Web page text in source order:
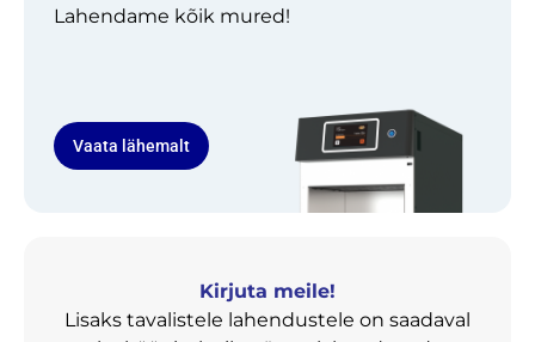
Lahendame kõik mured!
Vaata lähemalt
Kirjuta meile!
Lisaks tavalistele lahendustele on saadaval